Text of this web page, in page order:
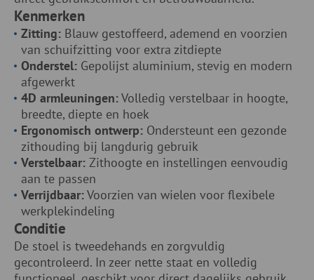
Kenmerken
Zitting: Blauw gestoffeerd, ademend en voorzien
van schuifzitting voor extra zitdiepte
Onderstel: Gepolijst aluminium, stevig en modern
afgewerkt
4D armleuningen:Volledig verstelbaar in hoogte,
breedte, diepte en hoek
Ergonomisch ontwerp: Ondersteunt een gezonde
zithouding bij langdurig gebruik
Verstelbaar: Zithoogte en instellingen eenvoudig
aan te passen
Verrijdbaar:Voorzien van wielen voor flexibele
werkplekindeling
Conditie
De stoel is tweedehands en zorgvuldig
gecontroleerd. In zeer nette staat en volledig